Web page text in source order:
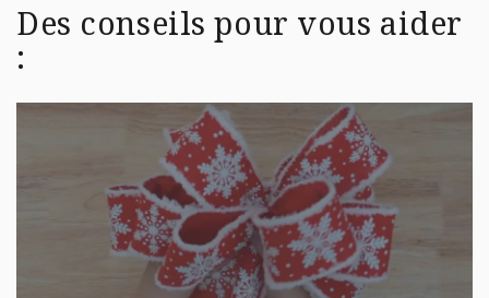
Des conseils pour vous aider
: